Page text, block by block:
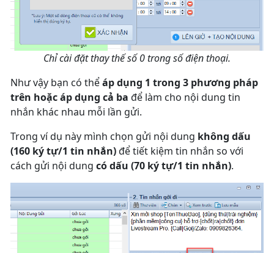
Chỉ cài đặt thay thế số 0 trong số điện thoại.
Như vậy bạn có thểáp dụng 1 trong 3 phương pháp
trên hoặc áp dụng cả ba để làm cho nội dung tin
nhắn khác nhau mỗi lần gửi.
Trong ví dụ này mình chọn gửi nội dung không dấu
(160 ký tự/1 tin nhắn)để tiết kiệm tin nhắn so với
cách gửi nội dung có dấu (70 ký tự/1 tin nhắn).